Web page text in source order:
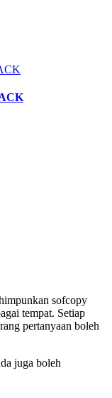
sofcopy
tempat. Setiap
pertanyaan boleh
juga boleh